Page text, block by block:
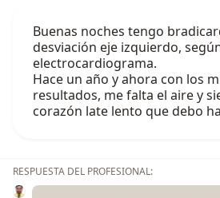
Buenas noches tengo
desviación eje izquierdo,
electrocardiograma.
Hace un año y ahora con los
resultados, me falta el aire y
corazón late lento que debo
RESPUESTA DEL PROFESIONAL: